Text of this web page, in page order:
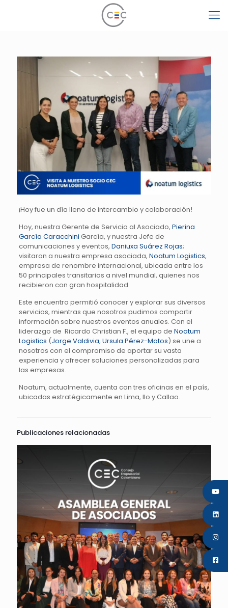
¡Hoy fue un día lleno de intercambio y colaboración!
Hoy, nuestra Gerente de Servicio al Asociado, Pierina
García Caracchini García, y nuestra Jefe de
comunicaciones y eventos, Daniuxa Suárez Rojas;
visitaron a nuestra empresa asociada, Noatum Logistics,
empresa de renombre internacional, ubicada entre los
50 principales transitarios a nivel mundial, quienes nos
recibieron con gran hospitalidad.
Este encuentro permitió conocer y explorar sus diversos
servicios, mientras que nosotros pudimos compartir
información sobre nuestros eventos anuales. Con el
liderazgo de Ricardo Christian F., el equipo de Noatum
Logistics (Jorge Valdivia, Ursula Pérez-Matos) se une a
nosotros con el compromiso de aportar su vasta
experiencia y ofrecer soluciones personalizadas para
las empresas.
Noatum, actualmente, cuenta con tres oficinas en el país,
ubicadas estratégicamente en Lima, Ilo y Callao.
Publicaciones relacionadas